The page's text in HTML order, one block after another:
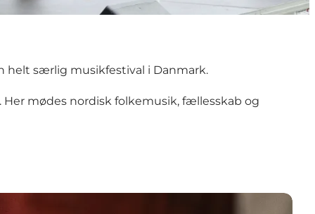
helt særlig musikfestival i Danmark.
mødes nordisk folkemusik, fællesskab og